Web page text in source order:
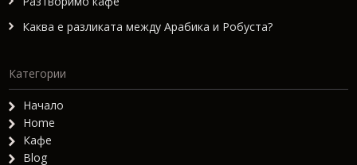
Каква е разликата между Арабика и Робуста?
Категории
Начало
Home
Кафе
Blog